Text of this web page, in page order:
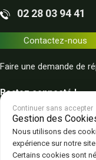
02 28 03 94 41
Contactez-nous
Faire une demande de
Restez connecté !
Continuer sans accepter
Gestion des
Nous utilisons des
expérience sur notre
Certains cookies sont